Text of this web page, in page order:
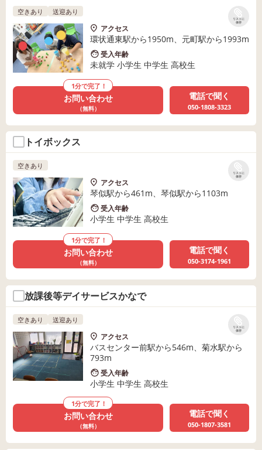
リストに
保存
空きあり 送迎あり
アクセス
環状通東駅から1950m、元町駅から1993m
受入年齢
未就学 小学生 中学生 高校生
1分で完了！
お問い合わせ
（無料）
電話で聞く
050-1808-3323
トイボックス
リストに
保存
空きあり
アクセス
琴似駅から461m、琴似駅から1103m
受入年齢
小学生 中学生 高校生
1分で完了！
お問い合わせ
（無料）
電話で聞く
050-3174-1961
放課後等デイサービスかなで
リストに
保存
空きあり 送迎あり
アクセス
バスセンター前駅から546m、菊水駅から
793m
受入年齢
小学生 中学生 高校生
1分で完了！
お問い合わせ
（無料）
電話で聞く
050-1807-3581